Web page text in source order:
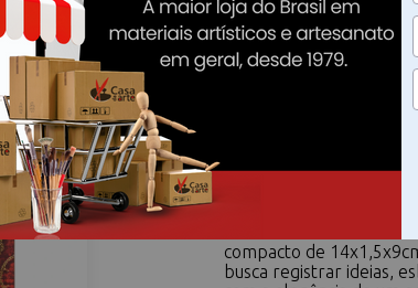
Caderno de Capa
Velvet Mini
Caderno de capa dura
compacto de
busca registrar ideias,